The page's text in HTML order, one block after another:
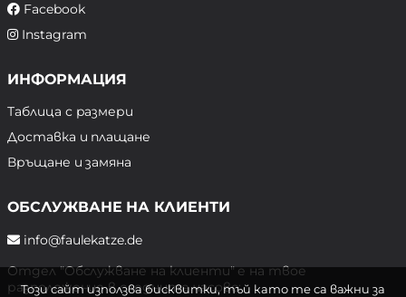
Facebook
Instagram
ИНФОРМАЦИЯ
Таблица с размери
Доставка и плащане
Връщане и замяна
ОБСЛУЖВАНЕ НА КЛИЕНТИ
info@faulekatze.de
Отдел "Обслужване на клиенти" е на твое
разположение в следните часове:
Този сайт използва бисквитки, тъй като те са важни за